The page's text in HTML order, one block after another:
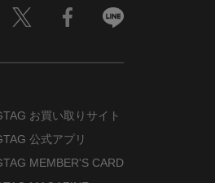
お買い取りサイト
公式アプリ
MEMBER'S CARD